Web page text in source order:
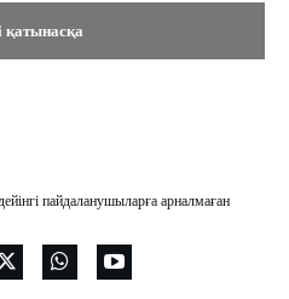
пайдаланушыларға арналмаған